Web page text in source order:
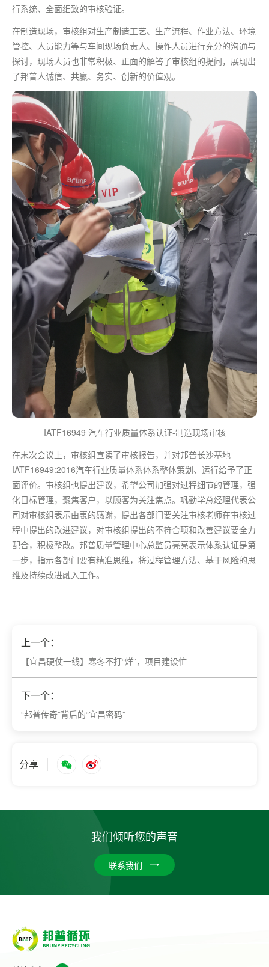
行系统、全面细致的审核验证。
在制造现场，审核组对生产制造工艺、生产流程、作业方法、环境
管控、人员能力等与车间现场负责人、操作人员进行充分的沟通与
探讨，现场人员也非常积极、正面的解答了审核组的提问，展现出
了邦普人诚信、共赢、务实、创新的价值观。
IATF16949 汽车行业质量体系认证-制造现场审核
在末次会议上，审核组宣读了审核报告，并对邦普长沙基地
IATF16949:2016汽车行业质量体系体系整体策划、运行给予了正
面评价。审核组也提出建议，希望公司加强对过程细节的管理，强
化目标管理，聚焦客户，以顾客为关注焦点。巩勤学总经理代表公
司对审核组表示由衷的感谢，提出各部门要关注审核老师在审核过
程中提出的改进建议，对审核组提出的不符合项和改善建议要全力
配合，积极整改。邦普质量管理中心总监员亮亮表示体系认证是第
一步，指示各部门要有精准思维，将过程管理方法、基于风险的思
维及持续改进融入工作。
上一个：
【宜昌硬仗一线】寒冬不打“烊”，项目建设忙
下一个：
“邦普传奇”背后的“宜昌密码”
分享
我们倾听您的声音
联系我们